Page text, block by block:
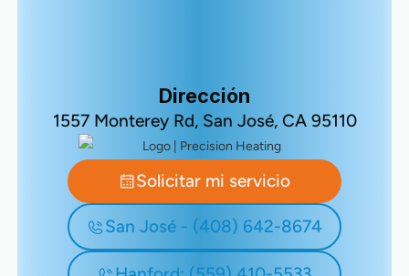
Dirección
1557 Monterey Rd, San José, CA 95110
Solicitar mi servicio
San José - (408) 642-8674